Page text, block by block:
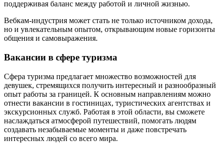
поддерживая баланс между работой и личной жизнью.
Вебкам-индустрия может стать не только источником дохода,
но и увлекательным опытом, открывающим новые горизонты
общения и самовыражения.
Вакансии в сфере туризма
Сфера туризма предлагает множество возможностей для
девушек, стремящихся получить интересный и разнообразный
опыт работы за границей. К основным направлениям можно
отнести вакансии в гостиницах, туристических агентствах и
экскурсионных служб. Работая в этой области, вы сможете
наслаждаться атмосферой путешествий, помогать людям
создавать незабываемые моменты и даже повстречать
интересных людей со всего мира.